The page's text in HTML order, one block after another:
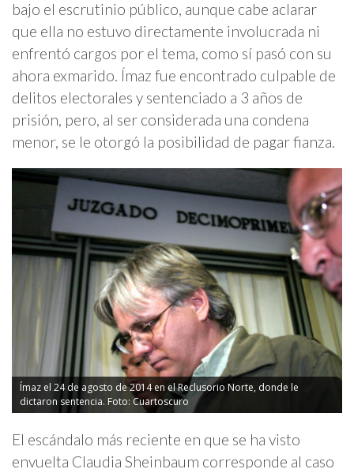
bajo el escrutinio público, aunque cabe aclarar
que ella no estuvo directamente involucrada ni
enfrentó cargos por el tema, como sí pasó con su
ahora exmarido. Ímaz fue encontrado culpable de
delitos electorales y sentenciado a 3 años de
prisión, pero, al ser considerada una condena
menor, se le otorgó la posibilidad de pagar fianza.
Ímaz el 24 de agosto de 2014 en el Reclusorio Norte, donde le
dictaron sentencia. Foto: Cuartoscuro
El escándalo más reciente en que se ha visto
envuelta Claudia Sheinbaum corresponde al caso